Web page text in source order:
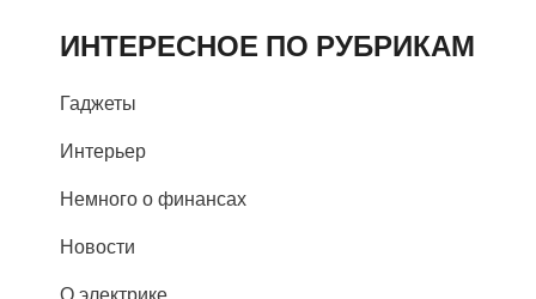
ИНТЕРЕСНОЕ ПО РУБРИКАМ
Гаджеты
Интерьер
Немного о финансах
Новости